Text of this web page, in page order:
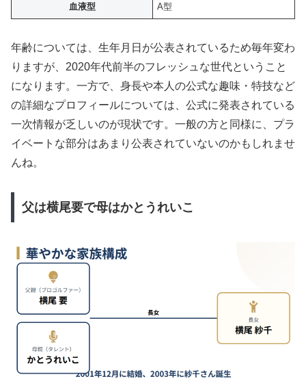
血液型 A型
年齢については、生年月日が公表されているため毎年変わ
りますが、2020年代前半のフレッシュな世代ということ
になります。一方で、身長や本人の公式な趣味・特技など
の詳細なプロフィールについては、公式に発表されている
一次情報が乏しいのが現状です。一般の方と同様に、プラ
イベートな部分はあまり公表されていないのかもしれませ
んね。
父は横尾要で母はかとうれいこ